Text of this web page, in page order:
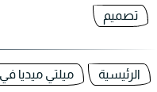
تصميم
الرئيسية ميلتي ميديا